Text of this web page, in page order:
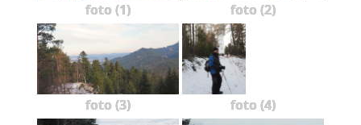
foto (1) foto (2)
foto (3) foto (4)